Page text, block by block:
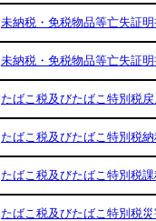
未納税・免税物品等亡失証
未納税・免税物品等亡失証
たばこ税及びたばこ特別税
たばこ税及びたばこ特別税
たばこ税及びたばこ特別税
たばこ税及びたばこ特別税